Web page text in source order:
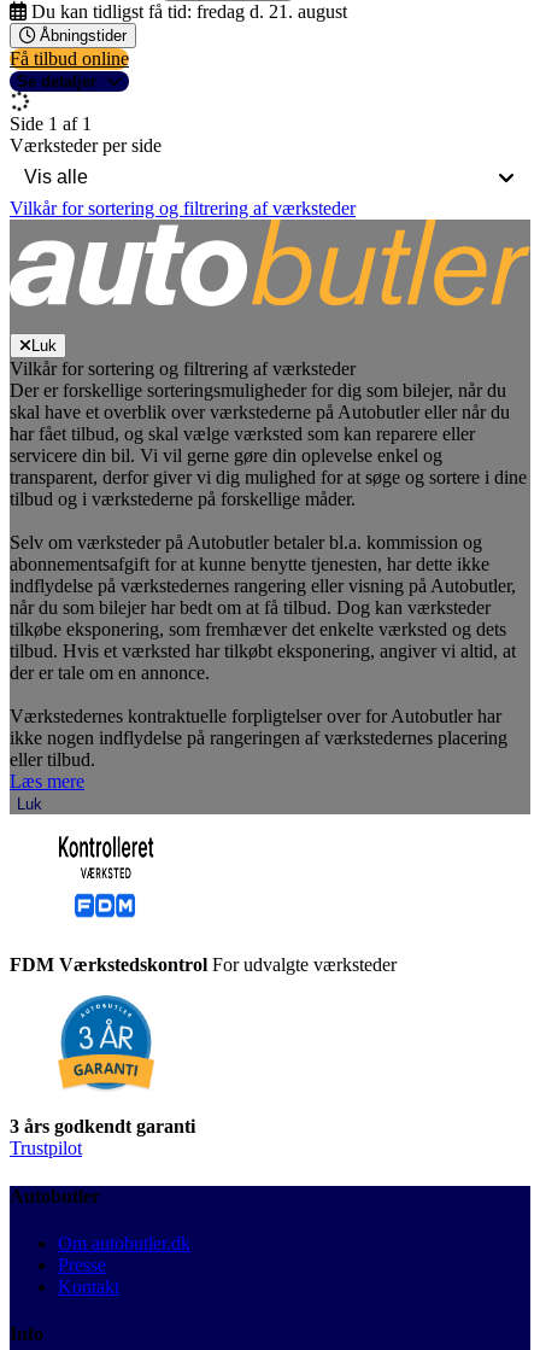
Du kan tidligst få tid: fredag d. 21. august
Åbningstider
Få tilbud online
Se detaljer
Side 1 af 1
Værksteder per side
Vilkår for sortering og filtrering af værksteder
Luk
Vilkår for sortering og filtrering af værksteder
Der er forskellige sorteringsmuligheder for dig som bilejer, når du
skal have et overblik over værkstederne på Autobutler eller når du
har fået tilbud, og skal vælge værksted som kan reparere eller
servicere din bil. Vi vil gerne gøre din oplevelse enkel og
transparent, derfor giver vi dig mulighed for at søge og sortere i dine
tilbud og i værkstederne på forskellige måder.
Selv om værksteder på Autobutler betaler bl.a. kommission og
abonnementsafgift for at kunne benytte tjenesten, har dette ikke
indflydelse på værkstedernes rangering eller visning på Autobutler,
når du som bilejer har bedt om at få tilbud. Dog kan værksteder
tilkøbe eksponering, som fremhæver det enkelte værksted og dets
tilbud. Hvis et værksted har tilkøbt eksponering, angiver vi altid, at
der er tale om en annonce.
Værkstedernes kontraktuelle forpligtelser over for Autobutler har
ikke nogen indflydelse på rangeringen af værkstedernes placering
eller tilbud.
Læs mere
Luk
FDM Værkstedskontrol For udvalgte værksteder
3 års godkendt garanti
Trustpilot
Autobutler
Om autobutler.dk
Presse
Kontakt
Info